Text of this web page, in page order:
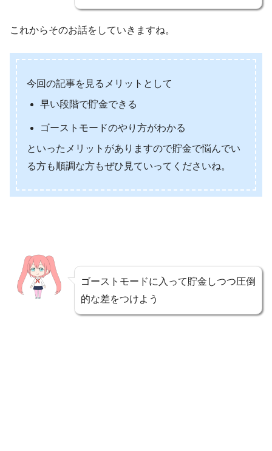
これからそのお話をしていきますね。
今回の記事を見るメリットとして
早い段階で貯金できる
ゴーストモードのやり方がわかる
といったメリットがありますので貯金で悩んでい
る方も順調な方もぜひ見ていってくださいね。
ゴーストモードに入って貯金しつつ圧倒
的な差をつけよう